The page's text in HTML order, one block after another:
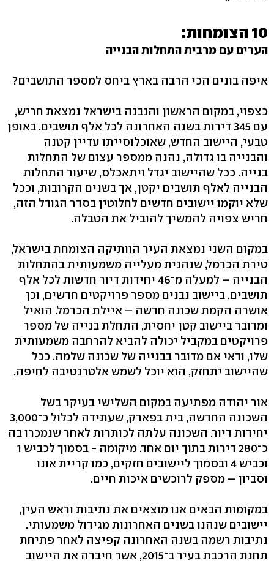
10 הצומחות:
הערים עם מרבית התחלות הבנייה
איפה בונים הכי הרבה בארץ ביחס למספר התושבים?
כצפוי, במקום הראשון והנבנה בישראל נמצאת חריש,
עם 345 דירות בשנה האחרונה לכל אלף תושבים. באופן
טבעי, היישוב החדש, שאוכלוסייתו עדיין קטנה
והבנייה בו גדולה, נהנה ממספר עצום של התחלות
בנייה. ככל שהיישוב יגדל ויתאכלס, שיעור התחלות
הבנייה לאלף תושבים יקטן, אך בשנים הקרובות, וככל
שלא יוקמו יישובים חדשים לחלוטין בסדר הגודל הזה,
חריש צפויה להמשיך להוביל את הטבלה.
במקום השני נמצאת העיר הוותיקה הצומחת בישראל,
טירת הכרמל, שנהנית מעלייה משמעותית בהתחלות
הבנייה – למעלה מ־46 יחידות דיור חדשות לכל אלף
תושבים. ביישוב נבנים מספר פרויקטים חדשים, וכן
אושרה הקמת שכונה חדשה – איילת הכרמל. הואיל
ומדובר ביישוב קטן יחסית, התחלת בנייה של מספר
פרויקטים במקביל יכולה להביא להרחבה משמעותית
שלו, ודאי אם מדובר בבנייה של שכונה שלמה. ככל
שהיישוב יתחזק, הוא יוכל לשמש אלטרנטיבה לחיפה.
אור יהודה מפתיעה במקום השלישי בעיקר בשל
השכונה החדשה, בית בפארק, שעתידה לכלול כ־3,000
יחידות דיור. השכונה עלתה לכותרות לאחר שנמכרו בה
כ־280 דירות בתוך יום אחד. מיקומה - בסמוך לכביש 1
וכביש 4 ובסמוך ליישובים חזקים, כמו קריית אונו
וסביון – מספק לרוכשים איכות חיים.
במקומות הבאים אנו מוצאים את נתיבות וראש העין,
יישובים שנהנו בשנים האחרונות מגידול משמעותי.
נתיבות רשמה בשנה האחרונה קפיצה לאחר פתיחת
תחנת הרכבת בעיר ב־2015, אשר חיברה את היישוב